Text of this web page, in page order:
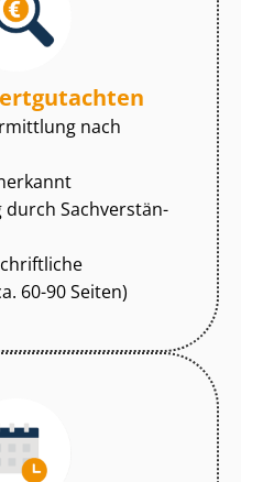
nach
durch Sach­ver­stän­
60-90 Seiten)